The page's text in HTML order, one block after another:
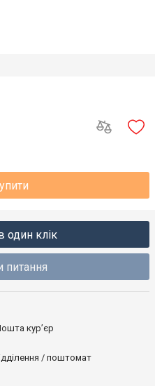
один клік
питання
кур’єр
/ поштомат